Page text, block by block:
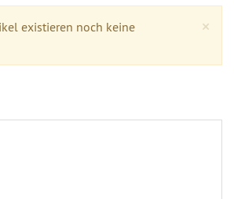
×
existieren noch keine